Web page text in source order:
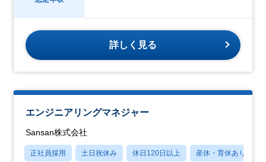
詳しく見る
エンジニアリングマネジャー
Sansan株式会社
正社員採用 土日祝休み 休日120日以上 産休・育休あり